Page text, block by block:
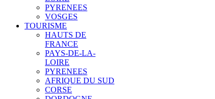
PYRENEES
VOSGES
TOURISME
HAUTS DE
FRANCE
PAYS-DE-LA-
LOIRE
PYRENEES
AFRIQUE DU SUD
CORSE